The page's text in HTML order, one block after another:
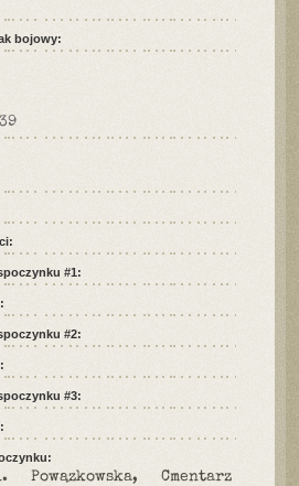
bojowy:
#1:
#2:
#3:
Powązkowska, Cmentarz